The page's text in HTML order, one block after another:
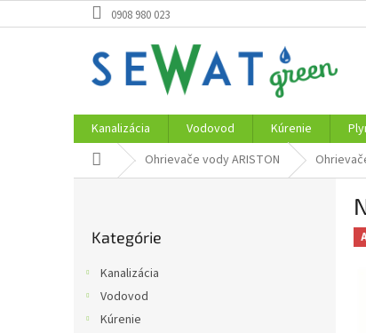
na
0908 980 023
Kanalizácia Vodovod Kúrenie
Domov Ohrievače vody ARISTON
kategórie
Kategórie
Kanalizácia
Vodovod
Kúrenie